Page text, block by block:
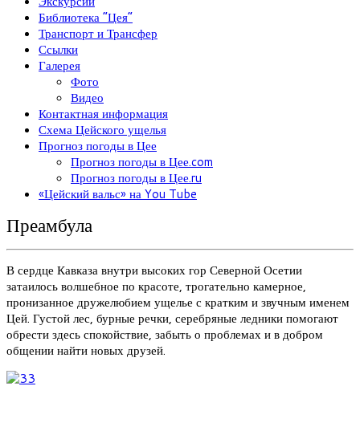
Библиотека “Цея”
Транспорт и Трансфер
Ссылки
Галерея
Фото
Видео
Контактная информация
Схема Цейского ущелья
Прогноз погоды в Цее
Прогноз погоды в Цее.com
Прогноз погоды в Цее.ru
«Цейский вальс» на You Tube
Преамбула
В сердце Кавказа внутри высоких гор Северной Осетии
затаилось волшебное по красоте, трогательно камерное,
пронизанное дружелюбием ущелье с кратким и звучным именем
Цей. Густой лес, бурные речки, серебряные ледники помогают
обрести здесь спокойствие, забыть о проблемах и в добром
общении найти новых друзей.
3